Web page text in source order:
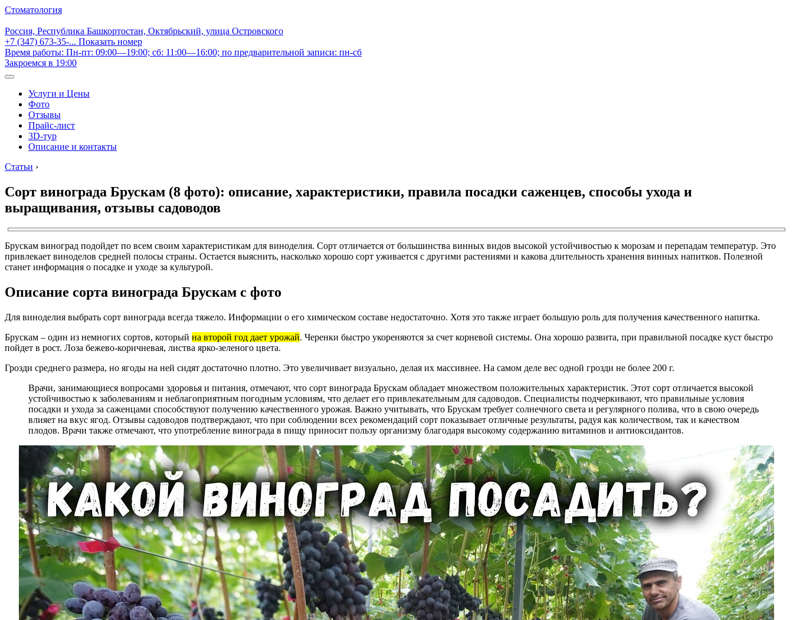
Стоматология
Россия, Республика Башкортостан, Октябрьский, улица Островского
+7 (347) 673-35-... Показать номер
Время работы: Пн-пт: 09:00—19:00; сб: 11:00—16:00; по предварительной записи: пн-сб
Закроемся в 19:00
Услуги и Цены
Фото
Отзывы
Прайс-лист
3D-тур
Описание и контакты
Статьи ›
Сорт винограда Брускам (8 фото): описание, характеристики, правила посадки саженцев, способы ухода и
выращивания, отзывы садоводов
Брускам виноград подойдет по всем своим характеристикам для виноделия. Сорт отличается от большинства винных видов высокой устойчивостью к морозам и перепадам температур. Это
привлекает виноделов средней полосы страны. Остается выяснить, насколько хорошо сорт уживается с другими растениями и какова длительность хранения винных напитков. Полезной
станет информация о посадке и уходе за культурой.
Описание сорта винограда Брускам с фото
Для виноделия выбрать сорт винограда всегда тяжело. Информации о его химическом составе недостаточно. Хотя это также играет большую роль для получения качественного напитка.
Брускам – один из немногих сортов, который на второй год дает урожай. Черенки быстро укореняются за счет корневой системы. Она хорошо развита, при правильной посадке куст быстро
пойдет в рост. Лоза бежево-коричневая, листва ярко-зеленого цвета.
Грозди среднего размера, но ягоды на ней сидят достаточно плотно. Это увеличивает визуально, делая их массивнее. На самом деле вес одной грозди не более 200 г.
Врачи, занимающиеся вопросами здоровья и питания, отмечают, что сорт винограда Брускам обладает множеством положительных характеристик. Этот сорт отличается высокой
устойчивостью к заболеваниям и неблагоприятным погодным условиям, что делает его привлекательным для садоводов. Специалисты подчеркивают, что правильные условия
посадки и ухода за саженцами способствуют получению качественного урожая. Важно учитывать, что Брускам требует солнечного света и регулярного полива, что в свою очередь
влияет на вкус ягод. Отзывы садоводов подтверждают, что при соблюдении всех рекомендаций сорт показывает отличные результаты, радуя как количеством, так и качеством
плодов. Врачи также отмечают, что употребление винограда в пищу приносит пользу организму благодаря высокому содержанию витаминов и антиоксидантов.